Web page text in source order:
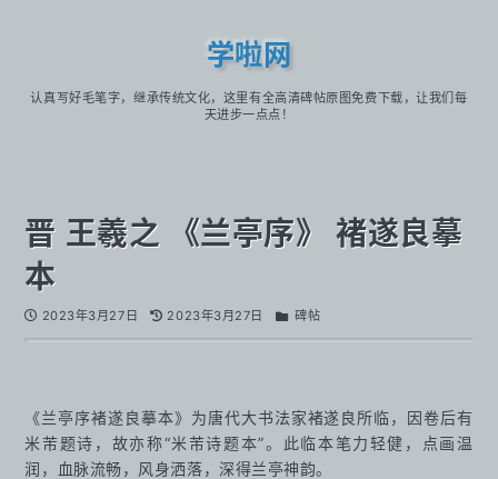
学啦网
认真写好毛笔字，继承传统文化，这里有全高清碑帖原图免费下载，让我们每
天进步一点点！
晋 王羲之 《兰亭序》 褚遂良摹
本
2023年3月27日 2023年3月27日 碑帖
《兰亭序褚遂良摹本》为唐代大书法家褚遂良所临，因卷后有
米芾题诗，故亦称“米芾诗题本”。此临本笔力轻健，点画温
润，血脉流畅，风身洒落，深得兰亭神韵。